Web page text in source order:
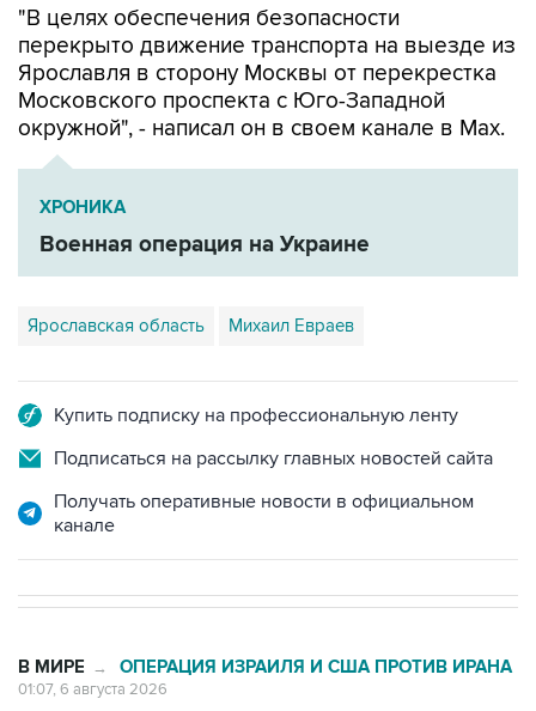
"В целях обеспечения безопасности
перекрыто движение транспорта на выезде из
Ярославля в сторону Москвы от перекрестка
Московского проспекта с Юго-Западной
окружной", - написал он в своем канале в Мах.
ХРОНИКА
Военная операция на Украине
Ярославская область Михаил Евраев
Купить подписку на профессиональную ленту
Подписаться на рассылку главных новостей сайта
Получать оперативные новости в официальном
канале
В МИРЕ → ОПЕРАЦИЯ ИЗРАИЛЯ И США ПРОТИВ ИРАНА
01:07, 6 августа 2026